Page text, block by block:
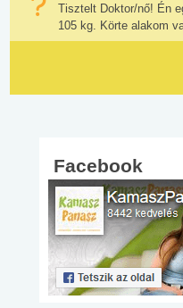
Tisztelt Doktor/nő! Én
105 kg. Körte alakom
Facebook